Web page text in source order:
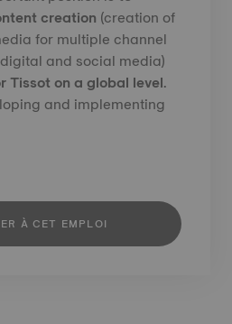
creation (creation of
for multiple channel
and social media)
on a global level.
and implementing
À CET EMPLOI